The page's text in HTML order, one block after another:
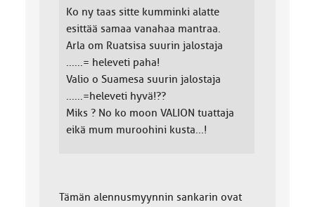
Ko ny taas sitte kumminki alatte
esittää samaa vanahaa mantraa.
Arla om Ruatsisa suurin jalostaja
......= heleveti paha!
Valio o Suamesa suurin jalostaja
......=heleveti hyvä!??
Miks ? No ko moon VALION tuattaja
eikä mum muroohini kusta...!
Tämän alennusmyynnin sankarin ovat